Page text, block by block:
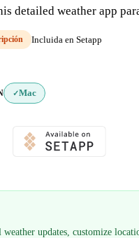
detailed weather app
Incluida en Setapp
✓Mac
updates, customize